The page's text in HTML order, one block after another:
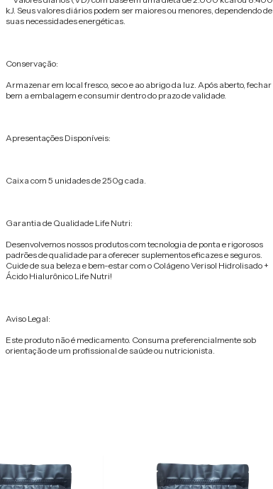
kJ. Seus valores diários podem ser maiores ou menores, dependendo de
suas necessidades energéticas.
Conservação:
Armazenar em local fresco, seco e ao abrigo da luz. Após aberto, fechar
bem a embalagem e consumir dentro do prazo de validade.
Apresentações Disponíveis:
Caixa com 5 unidades de 250g cada.
Garantia de Qualidade Life Nutri:
Desenvolvemos nossos produtos com tecnologia de ponta e rigorosos
padrões de qualidade para oferecer suplementos eficazes e seguros.
Cuide de sua beleza e bem-estar com o Colágeno Verisol Hidrolisado +
Ácido Hialurônico Life Nutri!
Aviso Legal:
Este produto não é medicamento. Consuma preferencialmente sob
orientação de um profissional de saúde ou nutricionista.